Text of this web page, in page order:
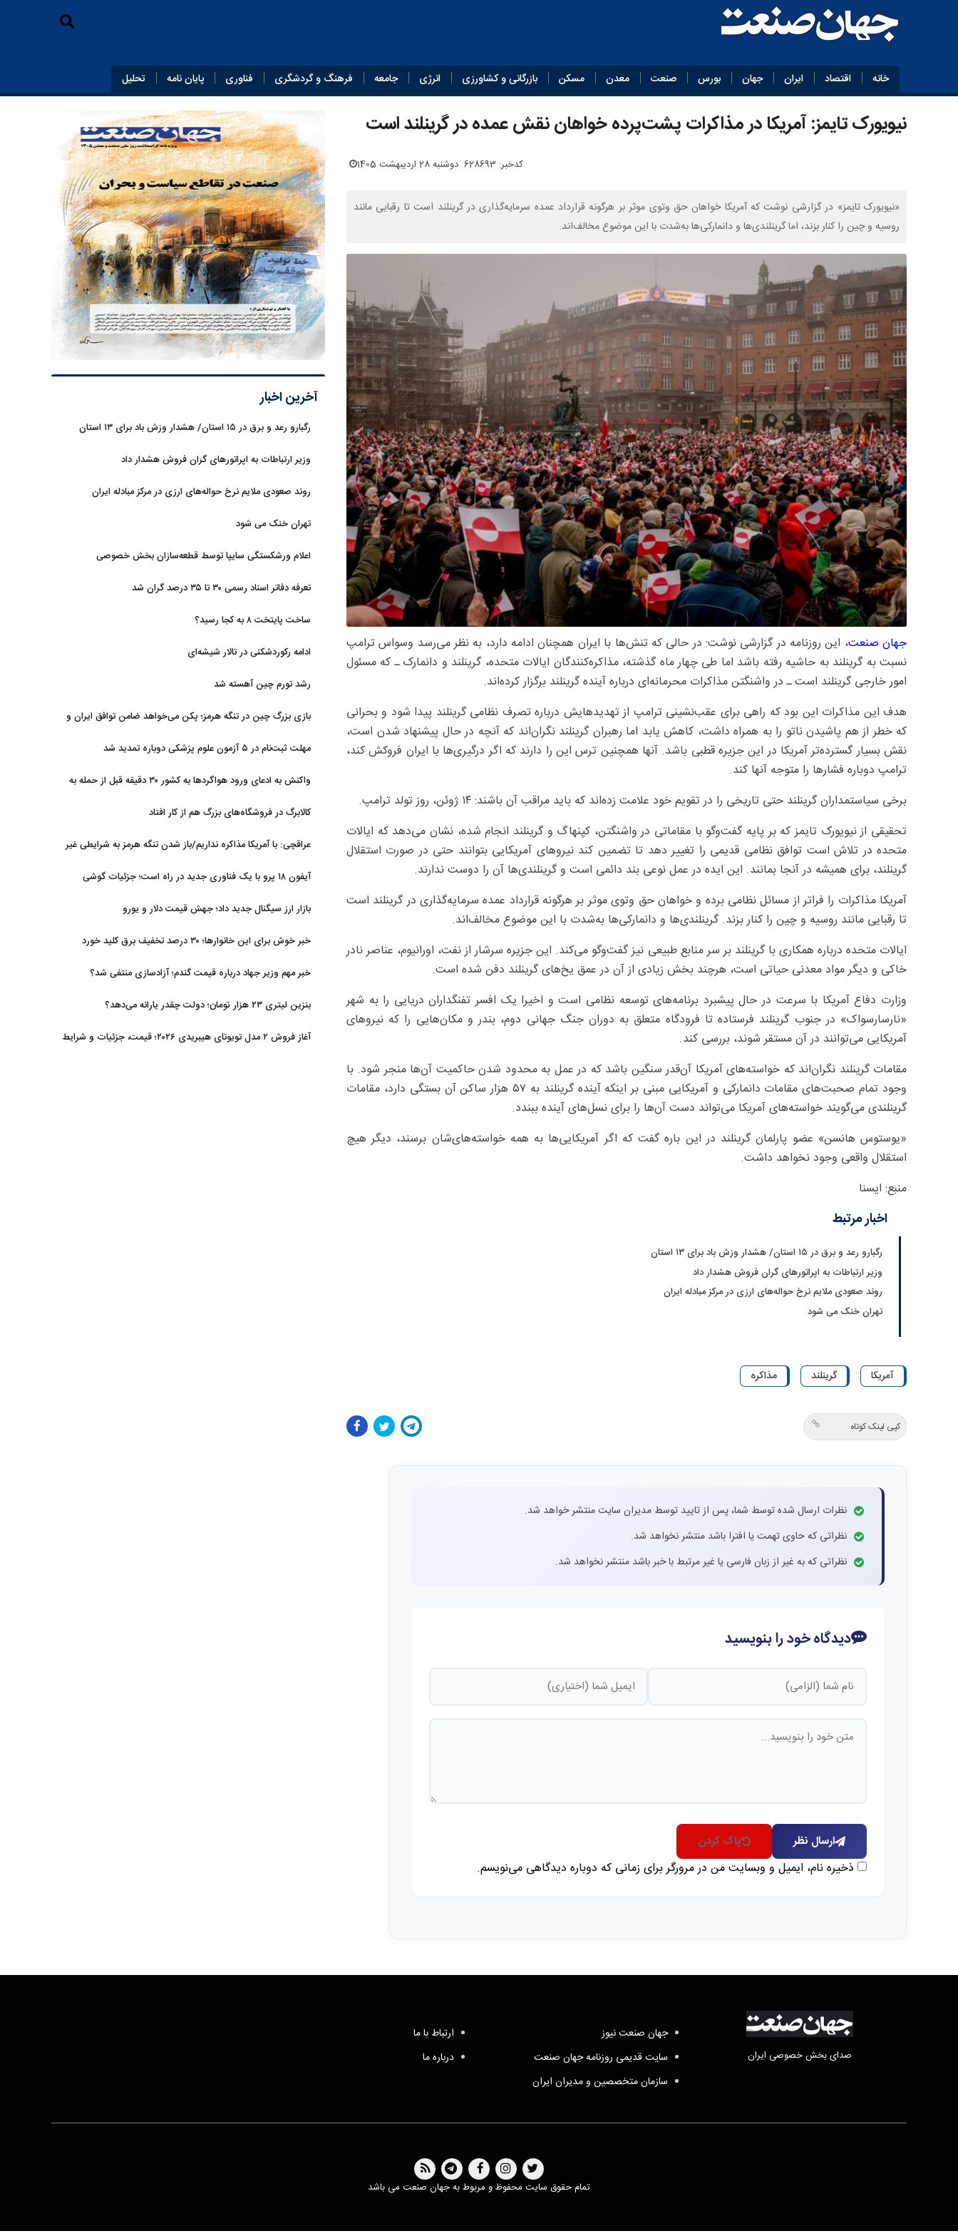
خانه اقتصاد ایران جهان بورس صنعت معدن مسکن بازرگانی و کشاورزی انرژی جامعه فرهنگ و گردشگری فناوری پایان‌ نامه تحلیل
نیویورک تایمز: آمریکا در مذاکرات پشت‌پرده خواهان نقش عمده در گرینلند است
کدخبر: 628693 دوشنبه 28 اردیبهشت 1405
«نیویورک تایمز» در گزارشی نوشت که آمریکا خواهان حق وتوی موثر بر هرگونه قرارداد عمده سرمایه‌گذاری در گرینلند است تا رقبایی مانند
روسیه و چین را کنار بزند، اما گرینلندی‌ها و دانمارکی‌ها به‌شدت با این موضوع مخالف‌اند.
جهان صنعت، این روزنامه در گزارشی نوشت: در حالی که تنش‌ها با ایران همچنان ادامه دارد، به نظر می‌رسد وسواس ترامپ
نسبت به گرینلند به حاشیه رفته باشد اما طی چهار ماه گذشته، مذاکره‌کنندگان ایالات متحده، گرینلند و دانمارک ـ که مسئول
امور خارجی گرینلند است ـ در واشنگتن مذاکرات محرمانه‌ای درباره آینده گرینلند برگزار کرده‌اند.
هدف این مذاکرات این بود که راهی برای عقب‌نشینی ترامپ از تهدیدهایش درباره تصرف نظامی گرینلند پیدا شود و بحرانی
که خطر از هم پاشیدن ناتو را به همراه داشت، کاهش یابد اما رهبران گرینلند نگران‌اند که آنچه در حال پیشنهاد شدن است،
نقش بسیار گسترده‌تر آمریکا در این جزیره قطبی باشد. آنها همچنین ترس این را دارند که اگر درگیری‌ها با ایران فروکش کند،
ترامپ دوباره فشارها را متوجه آنها کند.
برخی سیاستمداران گرینلند حتی تاریخی را در تقویم خود علامت زده‌اند که باید مراقب آن باشند: ۱۴ ژوئن، روز تولد ترامپ.
تحقیقی از نیویورک تایمز که بر پایه گفت‌وگو با مقاماتی در واشنگتن، کپنهاگ و گرینلند انجام شده، نشان می‌دهد که ایالات
متحده در تلاش است توافق نظامی قدیمی را تغییر دهد تا تضمین کند نیروهای آمریکایی بتوانند حتی در صورت استقلال
گرینلند، برای همیشه در آنجا بمانند. این ایده در عمل نوعی بند دائمی است و گرینلندی‌ها آن را دوست ندارند.
آمریکا مذاکرات را فراتر از مسائل نظامی برده و خواهان حق وتوی موثر بر هرگونه قرارداد عمده سرمایه‌گذاری در گرینلند است
تا رقبایی مانند روسیه و چین را کنار بزند. گرینلندی‌ها و دانمارکی‌ها به‌شدت با این موضوع مخالف‌اند.
ایالات متحده درباره همکاری با گرینلند بر سر منابع طبیعی نیز گفت‌وگو می‌کند. این جزیره سرشار از نفت، اورانیوم، عناصر نادر
خاکی و دیگر مواد معدنی حیاتی است، هرچند بخش زیادی از آن در عمق یخ‌های گرینلند دفن شده است.
وزارت دفاع آمریکا با سرعت در حال پیشبرد برنامه‌های توسعه نظامی است و اخیرا یک افسر تفنگداران دریایی را به شهر
«نارسارسواک» در جنوب گرینلند فرستاده تا فرودگاه متعلق به دوران جنگ جهانی دوم، بندر و مکان‌هایی را که نیروهای
آمریکایی می‌توانند در آن مستقر شوند، بررسی کند.
مقامات گرینلند نگران‌اند که خواسته‌های آمریکا آن‌قدر سنگین باشد که در عمل به محدود شدن حاکمیت آن‌ها منجر شود. با
وجود تمام صحبت‌های مقامات دانمارکی و آمریکایی مبنی بر اینکه آینده گرینلند به ۵۷ هزار ساکن آن بستگی دارد، مقامات
گرینلندی می‌گویند خواسته‌های آمریکا می‌تواند دست آن‌ها را برای نسل‌های آینده ببندد.
«یوستوس هانسن» عضو پارلمان گرینلند در این باره گفت که اگر آمریکایی‌ها به همه خواسته‌های‌شان برسند، دیگر هیچ
استقلال واقعی وجود نخواهد داشت.
منبع: ایسنا
اخبار مرتبط
رگبارو رعد و برق در ۱۵ استان/ هشدار وزش باد برای ۱۳ استان‌
وزیر ارتباطات به اپراتورهای گران فروش هشدار داد
روند صعودی ملایم نرخ حواله‌های ارزی در مرکز مبادله ایران
تهران خنک می شود
آمریکا گرینلند مذاکره
کپی لینک کوتاه
نظرات ارسال شده توسط شما، پس از تایید توسط مدیران سایت منتشر خواهد شد.
نظراتی که حاوی تهمت یا افترا باشد منتشر نخواهد شد.
نظراتی که به غیر از زبان فارسی یا غیر مرتبط با خبر باشد منتشر نخواهد شد.
دیدگاه خود را بنویسید
ارسال نظر پاک کردن
ذخیره نام، ایمیل و وبسایت من در مرورگر برای زمانی که دوباره دیدگاهی می‌نویسم.
آخرین اخبار
رگبارو رعد و برق در ۱۵ استان/ هشدار وزش باد برای ۱۳ استان‌
وزیر ارتباطات به اپراتورهای گران فروش هشدار داد
روند صعودی ملایم نرخ حواله‌های ارزی در مرکز مبادله ایران
تهران خنک می شود
اعلام ورشکستگی سایپا توسط قطعه‌سازان بخش خصوصی
تعرفه دفاتر اسناد رسمی ۳۰ تا ۳۵ درصد گران شد
ساخت پایتخت ۸ به کجا رسید؟
ادامه رکوردشکنی در تالار شیشه‌ای
رشد تورم چین آهسته شد
بازی بزرگ چین در تنگه هرمز؛ پکن می‌خواهد ضامن توافق ایران و
مهلت ثبت‌نام در ۵ آزمون علوم پزشکی دوباره تمدید شد
واکنش به ادعای ورود هواگردها به کشور ۳۰ دقیقه قبل از حمله به
کالابرگ در فروشگاه‌های بزرگ هم از کار افتاد
عراقچی: با آمریکا مذاکره نداریم/باز شدن تنگه هرمز به شرایطی غیر
آیفون ۱۸ پرو با یک فناوری جدید در راه است؛ جزئیات گوشی
بازار ارز سیگنال جدید داد؛ جهش قیمت دلار و یورو
خبر خوش برای این خانوارها؛ ۳۰ درصد تخفیف برق کلید خورد
خبر مهم وزیر جهاد درباره قیمت گندم؛ آزادسازی منتفی شد؟
بنزین لیتری ۲۳ هزار تومان؛ دولت چقدر یارانه می‌دهد؟
آغاز فروش ۲ مدل تویوتای هیبریدی ۲۰۲۶؛ قیمت، جزئیات و شرایط
صدای بخش خصوصی ایران
جهان صنعت نیوز
سایت قدیمی روزنامه جهان صنعت
سازمان متخصصین و مدیران ایران
ارتباط با ما
درباره ما
تمام حقوق سایت محفوظ و مربوط به جهان صنعت می باشد